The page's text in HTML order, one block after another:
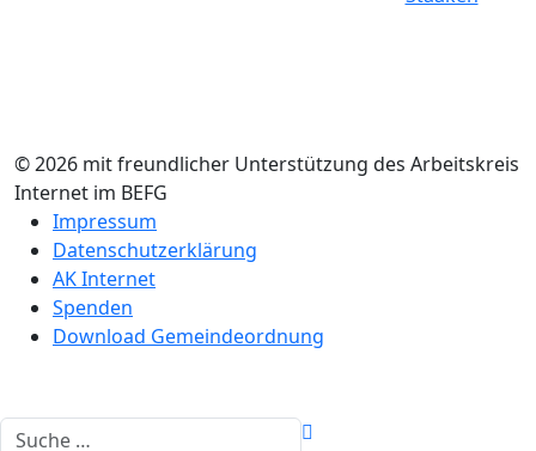
© 2026 mit freundlicher Unterstützung des Arbeitskreis
Internet im BEFG
Impressum
Datenschutzerklärung
AK Internet
Spenden
Download Gemeindeordnung
Suchen